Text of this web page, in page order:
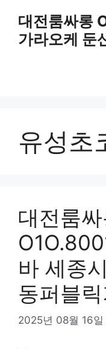
대전룸싸롱
가라오케 둔
유성초
대전룸
바 세종
동퍼블
2025년 08월 16일